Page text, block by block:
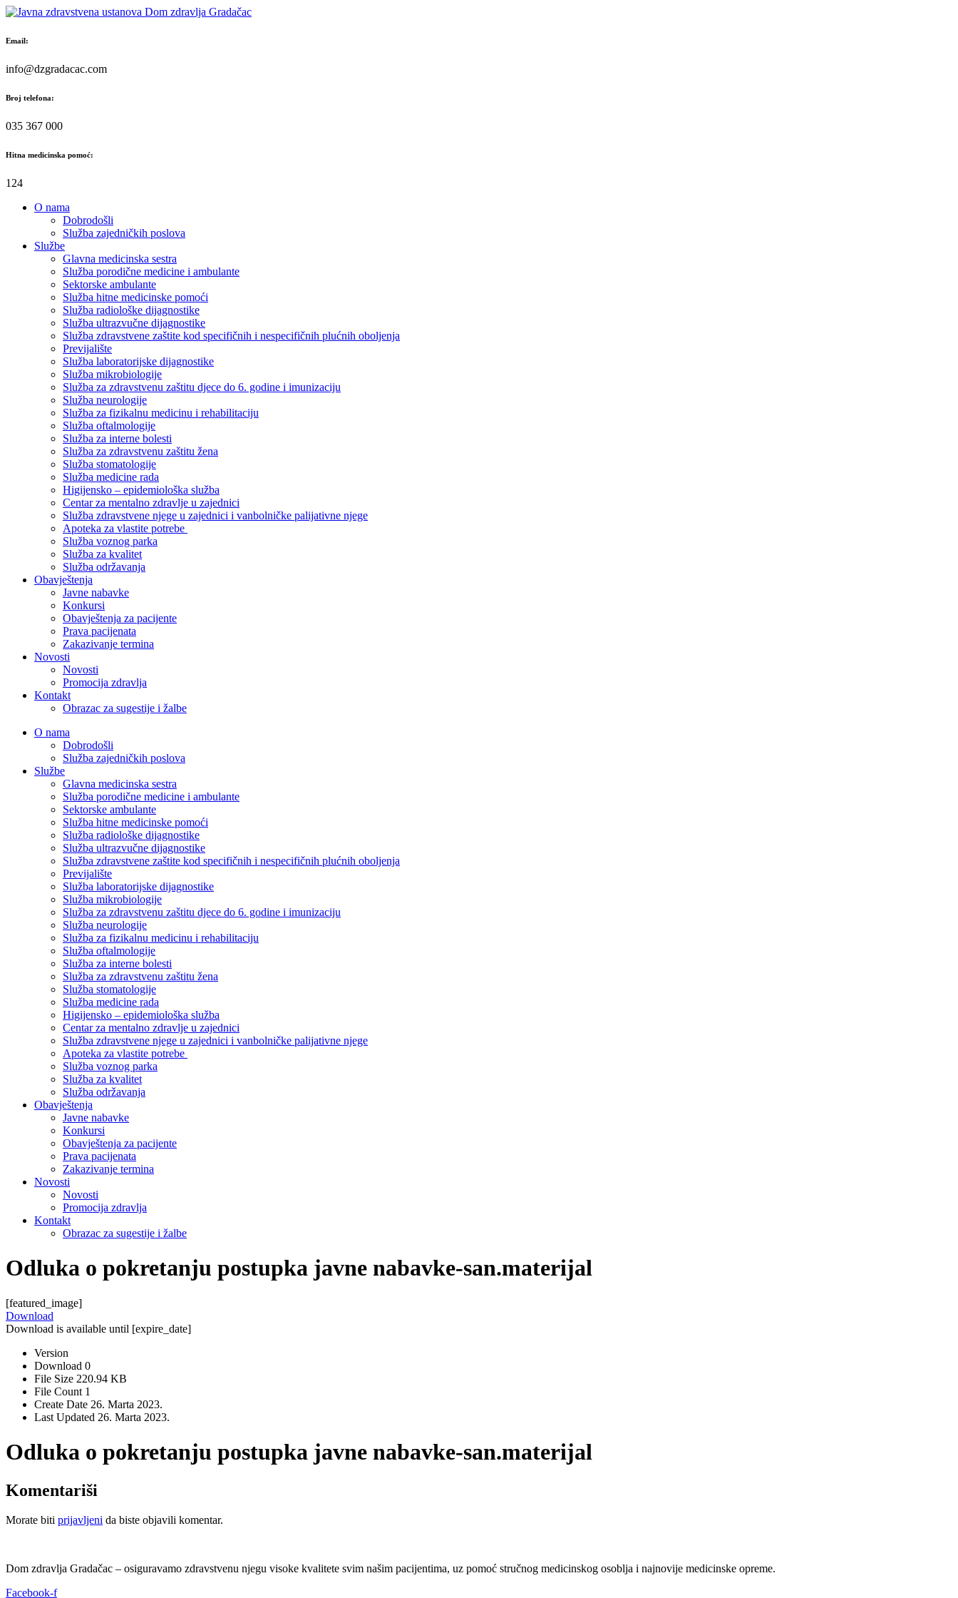
Skip
content
Email:
info@dzgradacac.com
Broj telefona:
035 367 000
Hitna medicinska pomoć:
124
O nama
Dobrodošli
Služba zajedničkih poslova
Službe
Glavna medicinska sestra
Služba porodične medicine i ambulante
Sektorske ambulante
Služba hitne medicinske pomoći
Služba radiološke dijagnostike
Služba ultrazvučne dijagnostike
Služba zdravstvene zaštite kod specifičnih i nespecifičnih plućnih oboljenja
Previjalište
Služba laboratorijske dijagnostike
Služba mikrobiologije
Služba za zdravstvenu zaštitu djece do 6. godine i imunizaciju
Služba neurologije
Služba za fizikalnu medicinu i rehabilitaciju
Služba oftalmologije
Služba za interne bolesti
Služba za zdravstvenu zaštitu žena
Služba stomatologije
Služba medicine rada
Higijensko – epidemiološka služba
Centar za mentalno zdravlje u zajednici
Služba zdravstvene njege u zajednici i vanbolničke palijativne njege
Apoteka za vlastite potrebe
Služba voznog parka
Služba za kvalitet
Služba održavanja
Obavještenja
Javne nabavke
Konkursi
Obavještenja za pacijente
Prava pacijenata
Zakazivanje termina
Novosti
Novosti
Promocija zdravlja
Kontakt
Obrazac za sugestije i žalbe
O nama
Dobrodošli
Služba zajedničkih poslova
Službe
Glavna medicinska sestra
Služba porodične medicine i ambulante
Sektorske ambulante
Služba hitne medicinske pomoći
Služba radiološke dijagnostike
Služba ultrazvučne dijagnostike
Služba zdravstvene zaštite kod specifičnih i nespecifičnih plućnih oboljenja
Previjalište
Služba laboratorijske dijagnostike
Služba mikrobiologije
Služba za zdravstvenu zaštitu djece do 6. godine i imunizaciju
Služba neurologije
Služba za fizikalnu medicinu i rehabilitaciju
Služba oftalmologije
Služba za interne bolesti
Služba za zdravstvenu zaštitu žena
Služba stomatologije
Služba medicine rada
Higijensko – epidemiološka služba
Centar za mentalno zdravlje u zajednici
Služba zdravstvene njege u zajednici i vanbolničke palijativne njege
Apoteka za vlastite potrebe
Služba voznog parka
Služba za kvalitet
Služba održavanja
Obavještenja
Javne nabavke
Konkursi
Obavještenja za pacijente
Prava pacijenata
Zakazivanje termina
Novosti
Novosti
Promocija zdravlja
Kontakt
Obrazac za sugestije i žalbe
Odluka o pokretanju postupka javne nabavke-san.materijal
[featured_image]
Download
Download is available until [expire_date]
Version
Download 0
File Size 220.94 KB
File Count 1
Create Date 26. Marta 2023.
Last Updated 26. Marta 2023.
Odluka o pokretanju postupka javne nabavke-san.materijal
Komentariši
Morate biti prijavljeni da biste objavili komentar.
Dom zdravlja Gradačac – osiguravamo zdravstvenu njegu visoke kvalitete svim našim pacijentima, uz pomoć stručnog medicinskog osoblja i najnovije medicinske opreme.
Facebook-f